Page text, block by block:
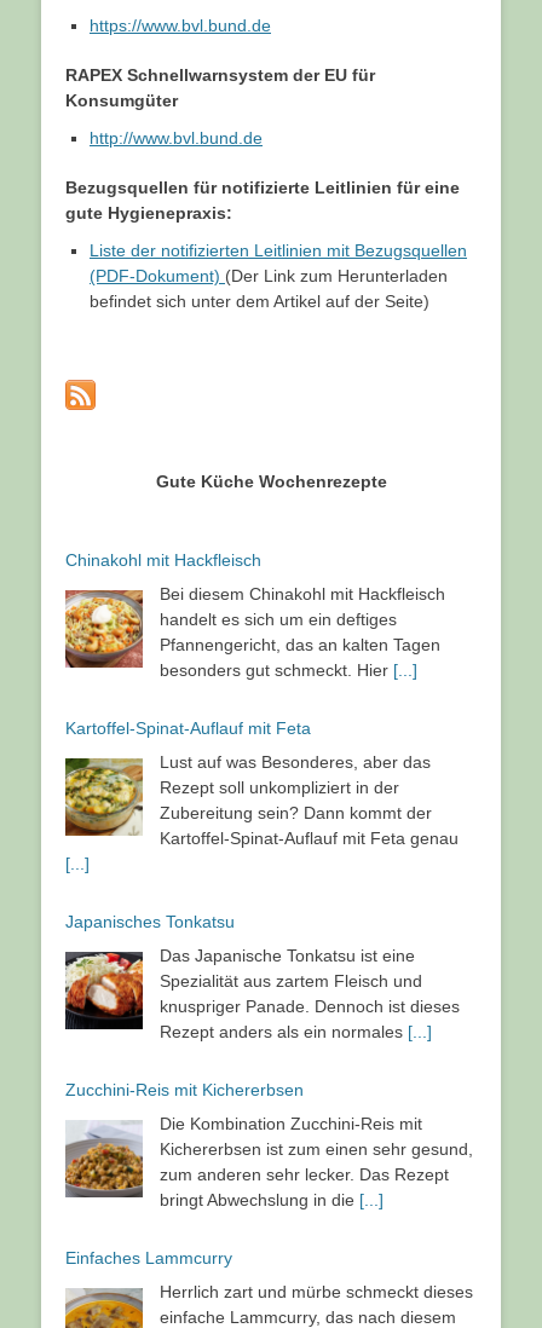
https://www.bvl.bund.de
RAPEX Schnellwarnsystem der EU für
Konsumgüter
http://www.bvl.bund.de
Bezugsquellen für notifizierte Leitlinien für eine
gute Hygienepraxis:
Liste der notifizierten Leitlinien mit Bezugsquellen
(PDF-Dokument) (Der Link zum Herunterladen
befindet sich unter dem Artikel auf der Seite)
Gute Küche Wochenrezepte
Chinakohl mit Hackfleisch
Bei diesem Chinakohl mit Hackfleisch
handelt es sich um ein deftiges
Pfannengericht, das an kalten Tagen
besonders gut schmeckt. Hier [...]
Kartoffel-Spinat-Auflauf mit Feta
Lust auf was Besonderes, aber das
Rezept soll unkompliziert in der
Zubereitung sein? Dann kommt der
Kartoffel-Spinat-Auflauf mit Feta genau
[...]
Japanisches Tonkatsu
Das Japanische Tonkatsu ist eine
Spezialität aus zartem Fleisch und
knuspriger Panade. Dennoch ist dieses
Rezept anders als ein normales [...]
Zucchini-Reis mit Kichererbsen
Die Kombination Zucchini-Reis mit
Kichererbsen ist zum einen sehr gesund,
zum anderen sehr lecker. Das Rezept
bringt Abwechslung in die [...]
Einfaches Lammcurry
Herrlich zart und mürbe schmeckt dieses
einfache Lammcurry, das nach diesem